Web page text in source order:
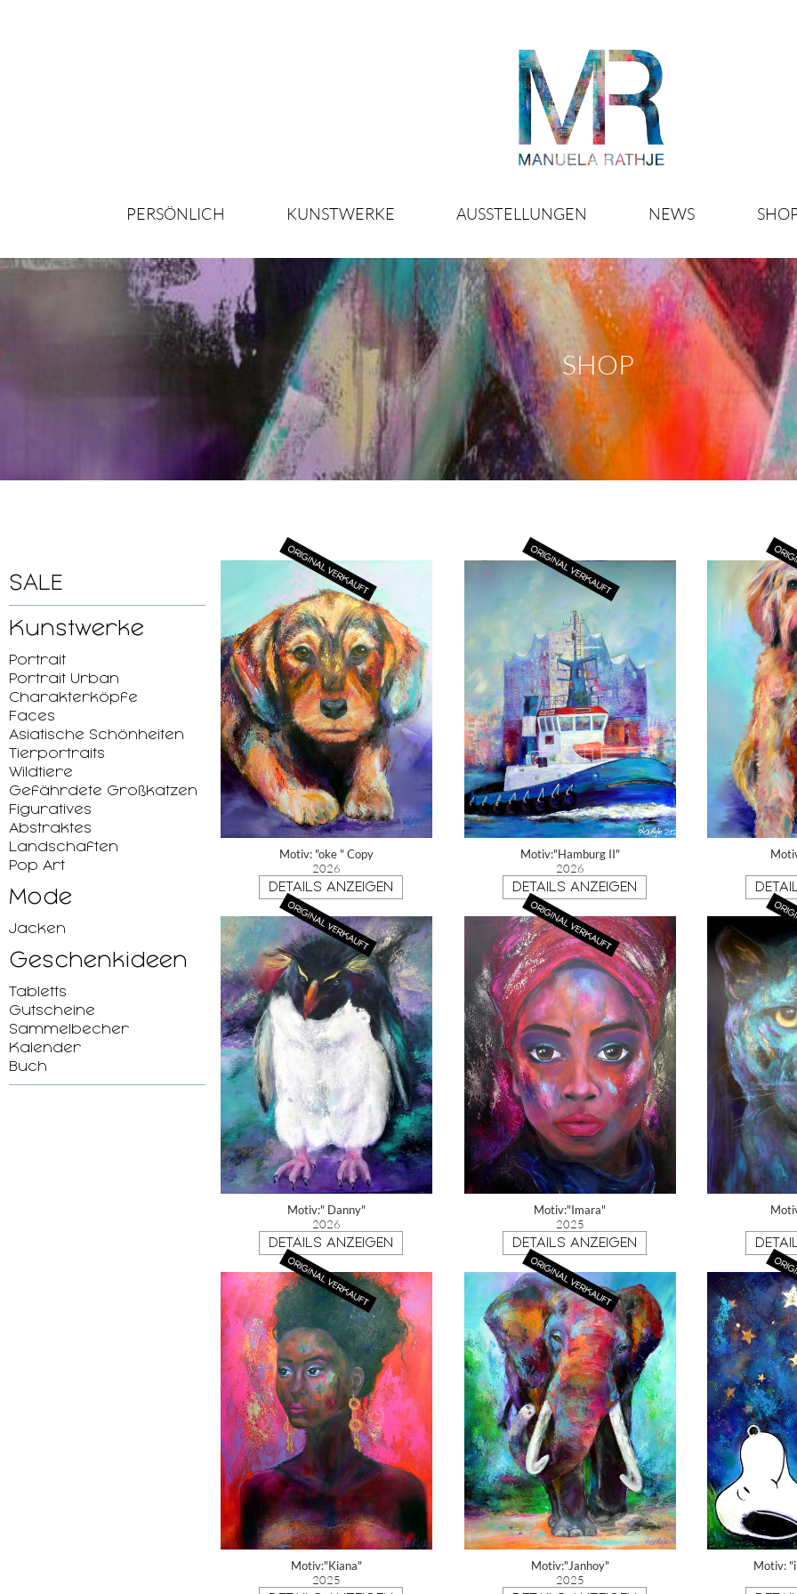
PERSÖNLICH KUNSTWERKE AUSSTELLUNGEN NEWS
SHOP
SALE
Kunstwerke
Portrait
Portrait Urban
Charakterköpfe
Faces
Asiatische Schönheiten
Tierportraits
Wildtiere
Gefährdete Großkatzen
Figuratives
Abstraktes
Landschaften
Pop Art
Mode
Jacken
Geschenkideen
Tabletts
Gutscheine
Sammelbecher
Kalender
Buch
Motiv: "oke " Copy
2026
DETAILS ANZEIGEN
Motiv:"Hamburg II"
2026
DETAILS ANZEIGEN
Motiv:" Danny"
2026
DETAILS ANZEIGEN
Motiv:"Imara"
2025
DETAILS ANZEIGEN
Motiv:"Kiana"
2025
Motiv:"Janhoy"
2025
Motiv: